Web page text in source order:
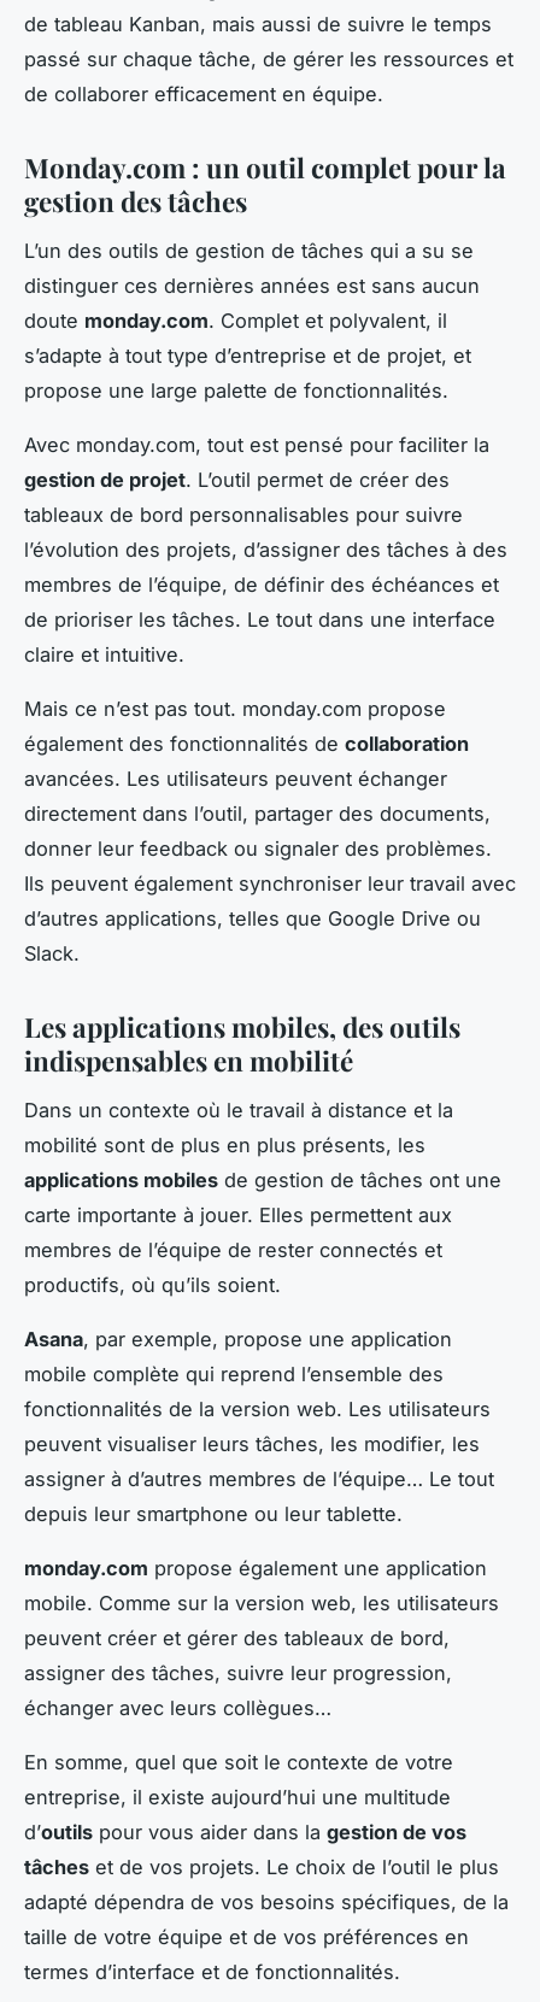
de tableau Kanban, mais aussi de suivre le temps
passé sur chaque tâche, de gérer les ressources et
de collaborer efficacement en équipe.
Monday.com : un outil complet pour la
gestion des tâches
L’un des outils de gestion de tâches qui a su se
distinguer ces dernières années est sans aucun
doute monday.com. Complet et polyvalent, il
s’adapte à tout type d’entreprise et de projet, et
propose une large palette de fonctionnalités.
Avec monday.com, tout est pensé pour faciliter la
gestion de projet. L’outil permet de créer des
tableaux de bord personnalisables pour suivre
l’évolution des projets, d’assigner des tâches à des
membres de l’équipe, de définir des échéances et
de prioriser les tâches. Le tout dans une interface
claire et intuitive.
Mais ce n’est pas tout. monday.com propose
également des fonctionnalités de collaboration
avancées. Les utilisateurs peuvent échanger
directement dans l’outil, partager des documents,
donner leur feedback ou signaler des problèmes.
Ils peuvent également synchroniser leur travail avec
d’autres applications, telles que Google Drive ou
Slack.
Les applications mobiles, des outils
indispensables en mobilité
Dans un contexte où le travail à distance et la
mobilité sont de plus en plus présents, les
applications mobiles de gestion de tâches ont une
carte importante à jouer. Elles permettent aux
membres de l’équipe de rester connectés et
productifs, où qu’ils soient.
Asana, par exemple, propose une application
mobile complète qui reprend l’ensemble des
fonctionnalités de la version web. Les utilisateurs
peuvent visualiser leurs tâches, les modifier, les
assigner à d’autres membres de l’équipe… Le tout
depuis leur smartphone ou leur tablette.
monday.com propose également une application
mobile. Comme sur la version web, les utilisateurs
peuvent créer et gérer des tableaux de bord,
assigner des tâches, suivre leur progression,
échanger avec leurs collègues…
En somme, quel que soit le contexte de votre
entreprise, il existe aujourd’hui une multitude
d’outils pour vous aider dans la gestion de vos
tâches et de vos projets. Le choix de l’outil le plus
adapté dépendra de vos besoins spécifiques, de la
taille de votre équipe et de vos préférences en
termes d’interface et de fonctionnalités.